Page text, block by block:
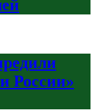
России»